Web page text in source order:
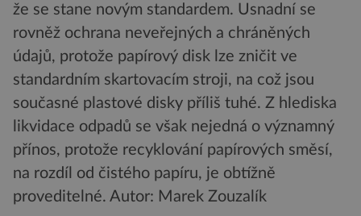
že se stane novým standardem. Usnadní se
rovněž ochrana neveřejných a chráněných
údajů, protože papírový disk lze zničit ve
standardním skartovacím stroji, na což jsou
současné plastové disky příliš tuhé. Z hlediska
likvidace odpadů se však nejedná o významný
přínos, protože recyklování papírových směsí,
na rozdíl od čistého papíru, je obtížně
proveditelné. Autor: Marek Zouzalík